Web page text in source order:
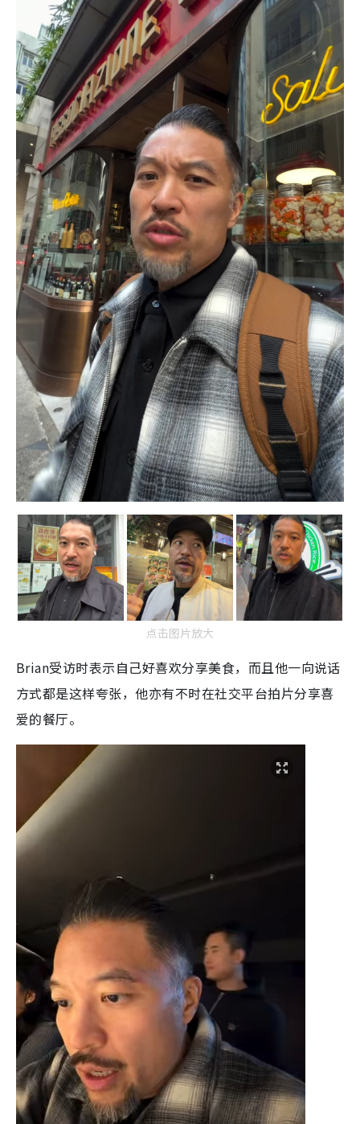
点击图片放大
Brian受访时表示自己好喜欢分享美食，而且他一向说话
方式都是这样夸张，他亦有不时在社交平台拍片分享喜
爱的餐厅。